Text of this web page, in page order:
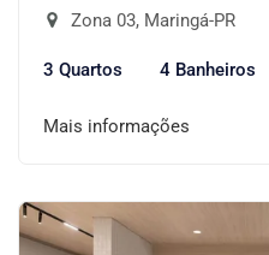
Zona 03, Maringá-PR
3 Quartos 4 Banheiros
Mais informações